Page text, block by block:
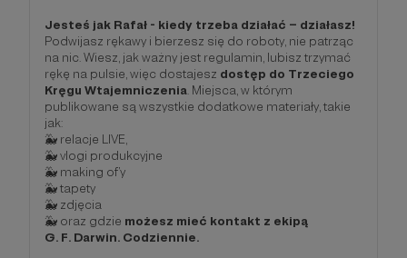
Jesteś jak Rafał - kiedy trzeba działać – działasz!
Podwijasz rękawy i bierzesz się do roboty, nie patrząc
na nic. Wiesz, jak ważny jest regulamin, lubisz trzymać
rękę na pulsie, więc dostajesz dostęp do Trzeciego
Kręgu Wtajemniczenia . Miejsca, w którym
publikowane są wszystkie dodatkowe materiały, takie
jak:
🐳 relacje LIVE,
🐳 vlogi produkcyjne
🐳 making of’y
🐳 tapety
🐳 zdjęcia
🐳 oraz gdzie możesz mieć kontakt z ekipą
G. F. Darwin. Codziennie.